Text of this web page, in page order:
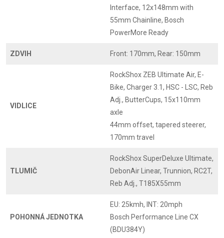
Interface, 12x148mm with
55mm Chainline, Bosch
PowerMore Ready
ZDVIH Front: 170mm, Rear: 150mm
VIDLICE
RockShox ZEB Ultimate Air, E-
Bike, Charger 3.1, HSC - LSC, Reb
Adj., ButterCups, 15x110mm
axle
44mm offset, tapered steerer,
170mm travel
TLUMIČ
RockShox SuperDeluxe Ultimate,
DebonAir Linear, Trunnion, RC2T,
Reb Adj., T185X55mm
POHONNÁ JEDNOTKA
EU: 25kmh, INT: 20mph
Bosch Performance Line CX
(BDU384Y)